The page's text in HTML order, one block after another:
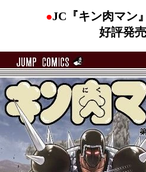
●JC『キン肉マン』
好評発